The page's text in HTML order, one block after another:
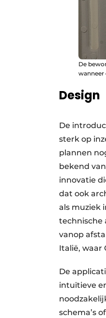
De
wanneer
Design
De
sterk op
plannen
bekend
innovatie
dat ook
als muziek
technische
vanop
Italië, waar
De
intuïtieve
schema’s